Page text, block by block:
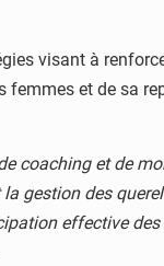
visant à
et de sa
coaching et de
des
effective